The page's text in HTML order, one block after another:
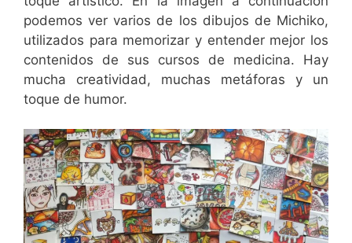
podemos ver varios de los dibujos de Michiko,
utilizados para memorizar y entender mejor los
contenidos de sus cursos de medicina. Hay
mucha creatividad, muchas metáforas y un
toque de humor.